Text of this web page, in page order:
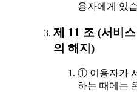
용자에게 있
제 11 조 (서비
의 해지)
① 이용자가
하는 때에는